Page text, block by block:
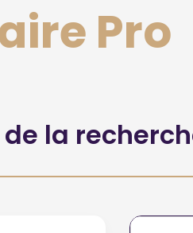
Pro
la